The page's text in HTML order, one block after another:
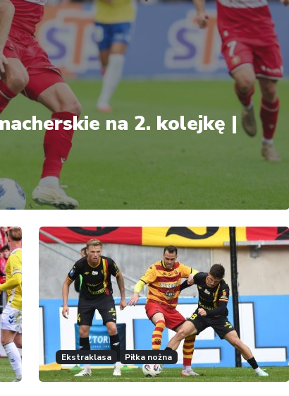
na 2. kolejkę |
Ekstraklasa Piłka nożna